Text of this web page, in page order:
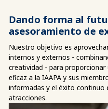
Dando forma al
asesoramiento de
Nuestro objetivo es
internos y externos -
creatividad - para
eficaz a la IAAPA y sus
informadas y el éxito continuo
atracciones.